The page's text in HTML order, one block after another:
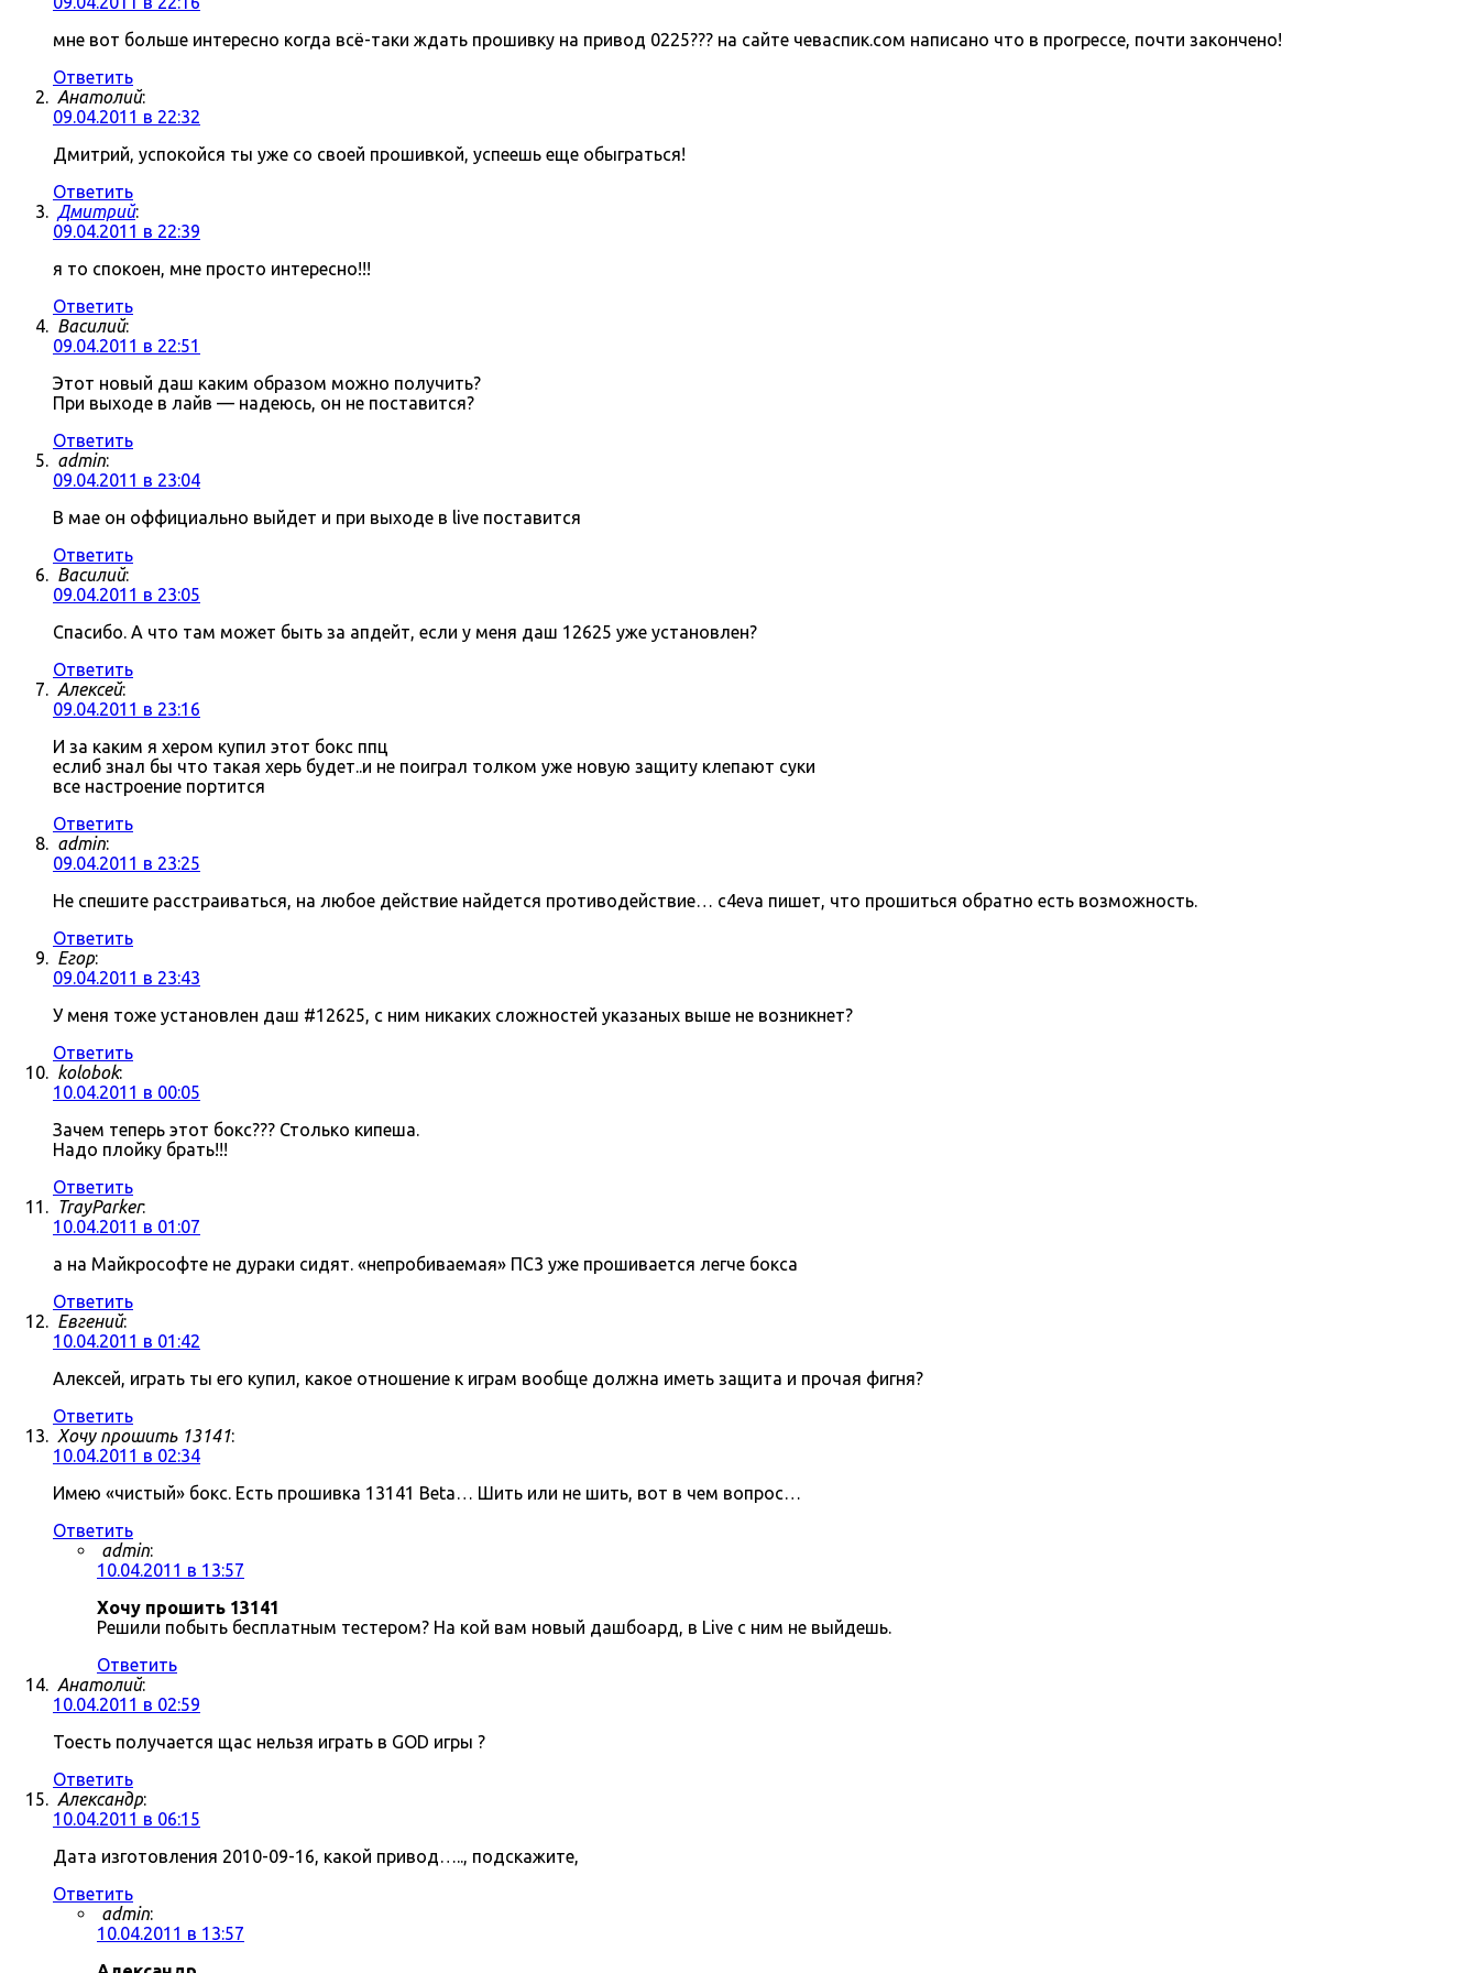
мне вот больше интересно когда всё-таки ждать прошивку на привод 0225??? на сайте чеваспик.сом написано что в прогрессе, почти закончено!
Ответить
Анатолий:
09.04.2011 в 22:32
Дмитрий, успокойся ты уже со своей прошивкой, успеешь еще обыграться!
Ответить
Дмитрий:
09.04.2011 в 22:39
я то спокоен, мне просто интересно!!!
Ответить
Василий:
09.04.2011 в 22:51
Этот новый даш каким образом можно получить?
При выходе в лайв — надеюсь, он не поставится?
Ответить
admin:
09.04.2011 в 23:04
В мае он оффициально выйдет и при выходе в live поставится
Ответить
Василий:
09.04.2011 в 23:05
Спасибо. А что там может быть за апдейт, если у меня даш 12625 уже установлен?
Ответить
Алексей:
09.04.2011 в 23:16
И за каким я хером купил этот бокс ппц
еслиб знал бы что такая херь будет..и не поиграл толком уже новую защиту клепают суки
все настроение портится
Ответить
admin:
09.04.2011 в 23:25
Не спешите расстраиваться, на любое действие найдется противодействие… c4eva пишет, что прошиться обратно есть возможность.
Ответить
Егор:
09.04.2011 в 23:43
У меня тоже установлен даш #12625, с ним никаких сложностей указаных выше не возникнет?
Ответить
kolobok:
10.04.2011 в 00:05
Зачем теперь этот бокс??? Столько кипеша.
Надо плойку брать!!!
Ответить
TrayParker:
10.04.2011 в 01:07
а на Майкрософте не дураки сидят. «непробиваемая» ПС3 уже прошивается легче бокса
Ответить
Евгений:
10.04.2011 в 01:42
Алексей, играть ты его купил, какое отношение к играм вообще должна иметь защита и прочая фигня?
Ответить
Хочу прошить 13141:
10.04.2011 в 02:34
Имею «чистый» бокс. Есть прошивка 13141 Beta… Шить или не шить, вот в чем вопрос…
Ответить
admin:
10.04.2011 в 13:57
Хочу прошить 13141
Решили побыть бесплатным тестером? На кой вам новый дашбоард, в Live с ним не выйдешь.
Ответить
Анатолий:
10.04.2011 в 02:59
Тоесть получается щас нельзя играть в GOD игры ?
Ответить
Александр:
10.04.2011 в 06:15
Дата изготовления 2010-09-16, какой привод….., подскажите,
Ответить
admin:
10.04.2011 в 13:57